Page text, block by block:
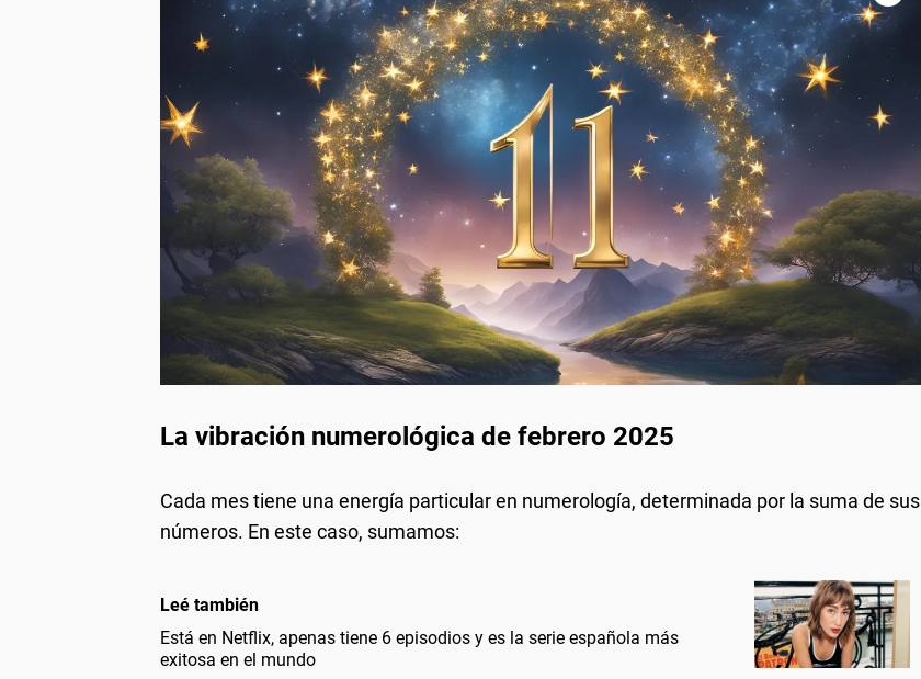
La vibración numerológica de febrero 2025
Cada mes tiene una energía particular en numerología, determinada por la suma de sus
números. En este caso, sumamos:
Leé también
Está en Netflix, apenas tiene 6 episodios y es la serie española más
exitosa en el mundo